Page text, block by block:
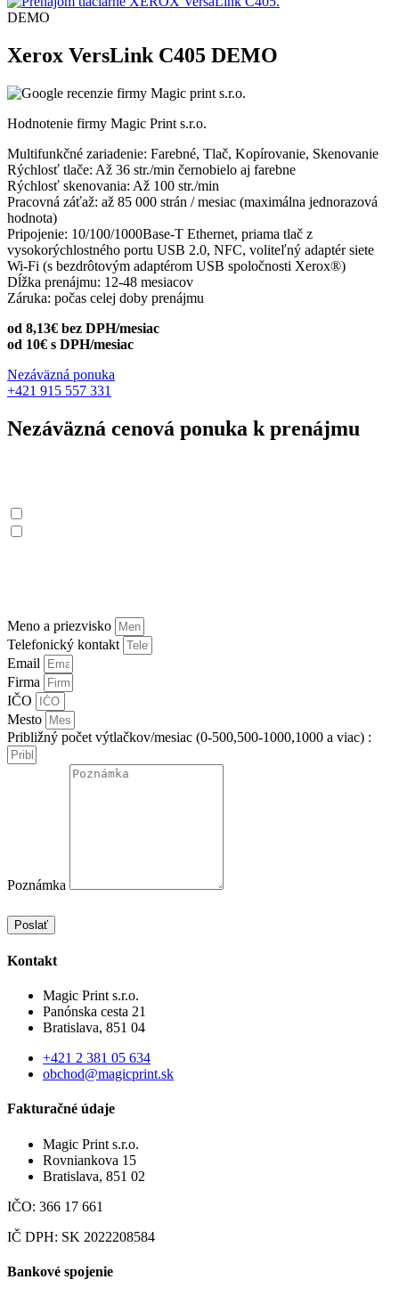
DEMO
Xerox VersLink C405 DEMO
Hodnotenie firmy Magic Print s.r.o.
Multifunkčné zariadenie: Farebné, Tlač, Kopírovanie, Skenovanie
Rýchlosť tlače: Až 36 str./min černobielo aj farebne
Rýchlosť skenovania: Až 100 str./min
Pracovná záťaž: až 85 000 strán / mesiac (maximálna jednorazová
hodnota)
Pripojenie: 10/100/1000Base-T Ethernet, priama tlač z
vysokorýchlostného portu USB 2.0, NFC, voliteľný adaptér siete
Wi-Fi (s bezdrôtovým adaptérom USB spoločnosti Xerox®)
Dĺžka prenájmu: 12-48 mesiacov
Záruka: počas celej doby prenájmu
od 8,13€ bez DPH/mesiac
od 10€ s DPH/mesiac
Nezáväzná ponuka
+421 915 557 331
Nezáväzná cenová ponuka k prenájmu
Meno a priezvisko
Telefonický kontakt
Email
Firma
IČO
Mesto
Približný počet výtlačkov/mesiac (0-500,500-1000,1000 a viac) :
Poznámka
Poslať
Kontakt
Magic Print s.r.o.
Panónska cesta 21
Bratislava, 851 04
+421 2 381 05 634
obchod@magicprint.sk
Fakturačné údaje
Magic Print s.r.o.
Rovniankova 15
Bratislava, 851 02
IČO: 366 17 661
IČ DPH: SK 2022208584
Bankové spojenie